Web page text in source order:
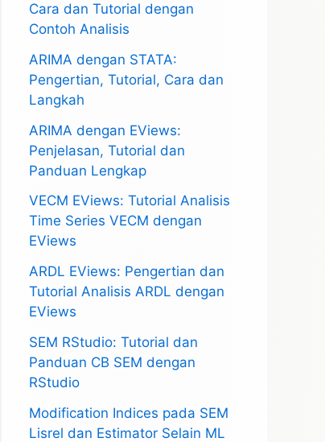
Cara dan Tutorial dengan
Contoh Analisis
ARIMA dengan STATA:
Pengertian, Tutorial, Cara dan
Langkah
ARIMA dengan EViews:
Penjelasan, Tutorial dan
Panduan Lengkap
VECM EViews: Tutorial Analisis
Time Series VECM dengan
EViews
ARDL EViews: Pengertian dan
Tutorial Analisis ARDL dengan
EViews
SEM RStudio: Tutorial dan
Panduan CB SEM dengan
RStudio
Modification Indices pada SEM
Lisrel dan Estimator Selain ML